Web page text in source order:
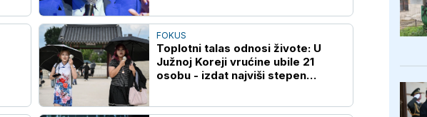
FOKUS
Toplotni talas odnosi živote: U
Južnoj Koreji vrućine ubile 21
osobu - izdat najviši stepen